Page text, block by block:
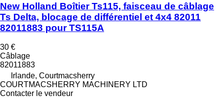
New Holland Boîtier Ts115, faisceau de câblage
Ts Delta, blocage de différentiel et 4x4 82011
82011883 pour TS115A
30 €
Câblage
82011883
Irlande, Courtmacsherry
COURTMACSHERRY MACHINERY LTD
Contacter le vendeur